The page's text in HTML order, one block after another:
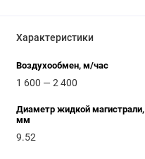
Характеристики
Воздухообмен, м/час
1 600 — 2 400
Диаметр жидкой магистрали,
мм
9.52